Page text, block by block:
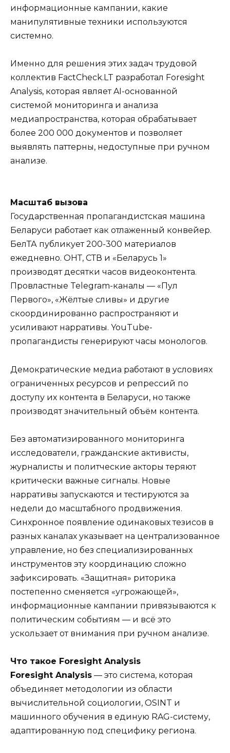
информационные кампании, какие
манипулятивные техники используются
системно.
Именно для решения этих задач трудовой
коллектив FactCheck.LT разработал Foresight
Analysis, которая являет AI-основанной
системой мониторинга и анализа
медиапространства, которая обрабатывает
более 200 000 документов и позволяет
выявлять паттерны, недоступные при ручном
анализе.
Масштаб вызова
Государственная пропагандистская машина
Беларуси работает как отлаженный конвейер.
БелТА публикует 200-300 материалов
ежедневно. ОНТ, СТВ и «Беларусь 1»
производят десятки часов видеоконтента.
Провластные Telegram-каналы — «Пул
Первого», «Жёлтые сливы» и другие
скоординированно распространяют и
усиливают нарративы. YouTube-
пропагандисты генерируют часы монологов.
Демократические медиа работают в условиях
ограниченных ресурсов и репрессий по
доступу их контента в Беларуси, но также
производят значительный объём контента.
Без автоматизированного мониторинга
исследователи, гражданские активисты,
журналисты и политческие акторы теряют
критически важные сигналы. Новые
нарративы запускаются и тестируются за
недели до масштабного продвижения.
Синхронное появление одинаковых тезисов в
разных каналах указывает на централизованное
управление, но без специализированных
инструментов эту координацию сложно
зафиксировать. «Защитная» риторика
постепенно сменяется «угрожающей»,
информационные кампании привязываются к
политическим событиям — и всё это
ускользает от внимания при ручном анализе.
Что такое Foresight Analysis
Foresight Analysis — это система, которая
объединяет методологии из области
вычислительной социологии, OSINT и
машинного обучения в единую RAG-cистему,
адаптированную под специфику региона.